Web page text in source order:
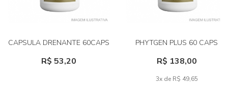
CAPSULA DRENANTE 60CAPS
R$ 53,20
PHYTGEN PLUS 60 CAPS
R$ 138,00
3x de R$ 49,65